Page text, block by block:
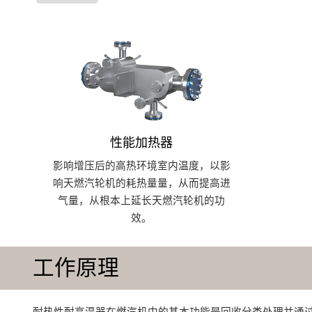
性能加热器
影响增压后的高热环境室内温度，以影
响天燃汽轮机的耗热量量，从而提高进
气量，从根本上延长天燃汽轮机的功
效。
工作原理